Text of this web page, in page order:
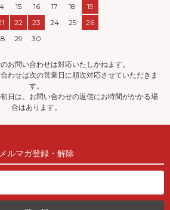
15 16 17 18
19
22 23 24 25
26
29 30
お問い合わせは対応いたしかねます。
わせは次の営業日に順次対応させていただきま
す。
日は、お問い合わせの返信にお時間がかかる場
合はあります。
メルマガ登録・解除